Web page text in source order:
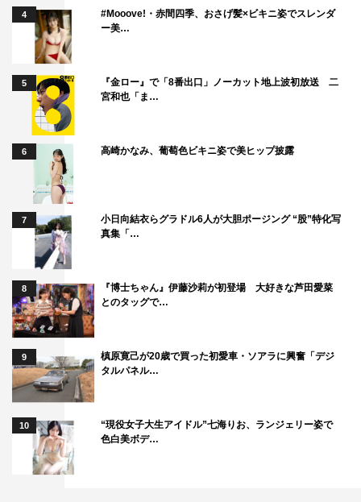
4
#Mooove!・赤間四季、おさげ髪×ビキニ姿でスレンダ
ー美…
5
『金ロー』で「8番出口」ノーカット地上波初放送 二
宮和也「ま…
6 高崎かなみ、葡萄色ビキニ姿で美ヒップ披露
7
小日向結衣らグラドル6人が大胆ポージング “股”特化写
真集「…
8
『博士ちゃん』伊藤沙莉が初登場 大好きな芦田愛菜
とのタッグで…
9
槙原寛己が20歳で買った初愛車・ソアラに興奮「デジ
タルパネル…
10
“現役女子大生アイドル”七海りお、ランジェリー姿で
色白美ボデ…